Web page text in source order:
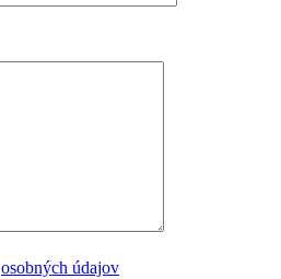
osobných údajov